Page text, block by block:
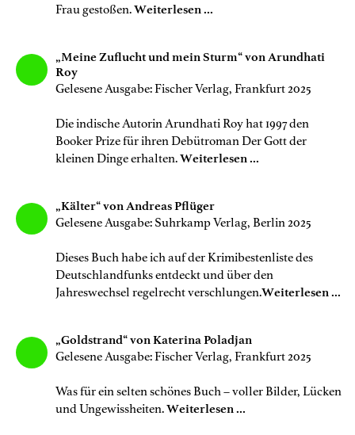
Frau gestoßen.Weiterlesen ...
„Meine Zuflucht und mein Sturm“ von Arundhati
Roy
Gelesene Ausgabe: Fischer Verlag, Frankfurt 2025
Die indische Autorin Arundhati Roy hat 1997 den
Booker Prize für ihren Debütroman Der Gott der
kleinen Dinge erhalten.Weiterlesen ...
„Kälter“ von Andreas Pflüger
Gelesene Ausgabe: Suhrkamp Verlag, Berlin 2025
Dieses Buch habe ich auf der Krimibestenliste des
Deutschlandfunks entdeckt und über den
Jahreswechsel regelrecht verschlungen.Weiterlesen ...
„Goldstrand“ von Katerina Poladjan
Gelesene Ausgabe: Fischer Verlag, Frankfurt 2025
Was für ein selten schönes Buch – voller Bilder, Lücken
und Ungewissheiten.Weiterlesen ...